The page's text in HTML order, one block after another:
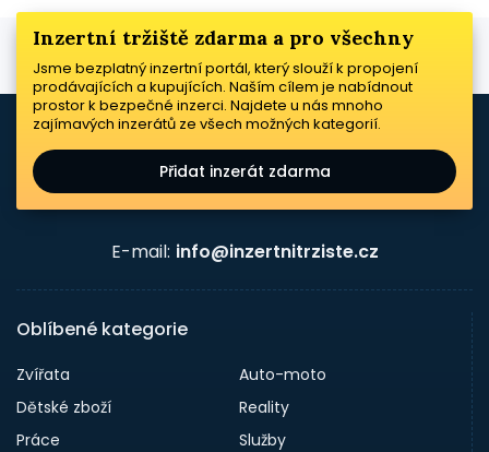
Inzertní tržiště zdarma a pro všechny
Jsme bezplatný inzertní portál, který slouží k propojení
prodávajících a kupujících. Naším cílem je nabídnout
prostor k bezpečné inzerci. Najdete u nás mnoho
zajímavých inzerátů ze všech možných kategorií.
Přidat inzerát zdarma
E-mail: info@inzertnitrziste.cz
Oblíbené kategorie
Zvířata
Auto-moto
Dětské zboží
Reality
Práce
Služby